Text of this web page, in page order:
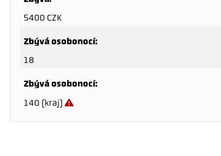
5400 CZK
Zbývá osobonocí:
18
Zbývá osobonocí:
140 (kraj)